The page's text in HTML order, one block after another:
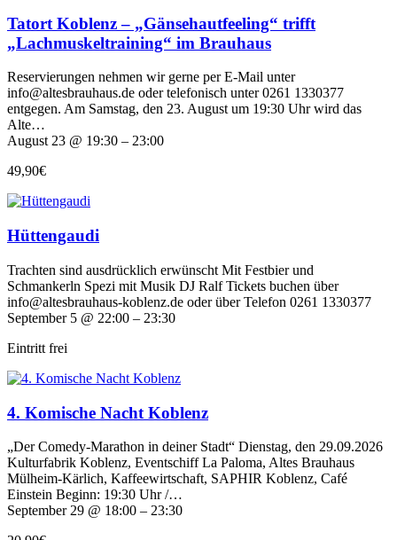
Tatort Koblenz – „Gänsehautfeeling“ trifft
„Lachmuskeltraining“ im Brauhaus
Reservierungen nehmen wir gerne per E-Mail unter
info@altesbrauhaus.de oder telefonisch unter 0261 1330377
entgegen. Am Samstag, den 23. August um 19:30 Uhr wird das
Alte…
August 23 @ 19:30 – 23:00
49,90€
Hüttengaudi
Trachten sind ausdrücklich erwünscht Mit Festbier und
Schmankerln Spezi mit Musik DJ Ralf Tickets buchen über
info@altesbrauhaus-koblenz.de oder über Telefon 0261 1330377
September 5 @ 22:00 – 23:30
Eintritt frei
4. Komische Nacht Koblenz
„Der Comedy-Marathon in deiner Stadt“ Dienstag, den 29.09.2026
Kulturfabrik Koblenz, Eventschiff La Paloma, Altes Brauhaus
Mülheim-Kärlich, Kaffeewirtschaft, SAPHIR Koblenz, Café
Einstein Beginn: 19:30 Uhr /…
September 29 @ 18:00 – 23:30